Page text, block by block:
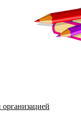
организацией